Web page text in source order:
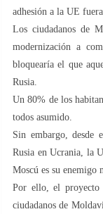
adhesión a la UE
Los ciudadanos de
modernización a
bloquearía el que
Rusia.
Un 80% de los
todos asumido.
Sin embargo, desde
Rusia en Ucrania, la
Moscú es su enemigo
Por ello, el proyecto
ciudadanos de